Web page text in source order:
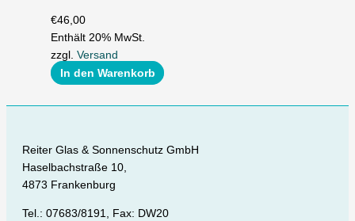
€46,00
Enthält 20% MwSt.
zzgl.Versand
In den Warenkorb
Reiter Glas & Sonnenschutz GmbH
Haselbachstraße 10,
4873 Frankenburg
Tel.: 07683/8191, Fax: DW20